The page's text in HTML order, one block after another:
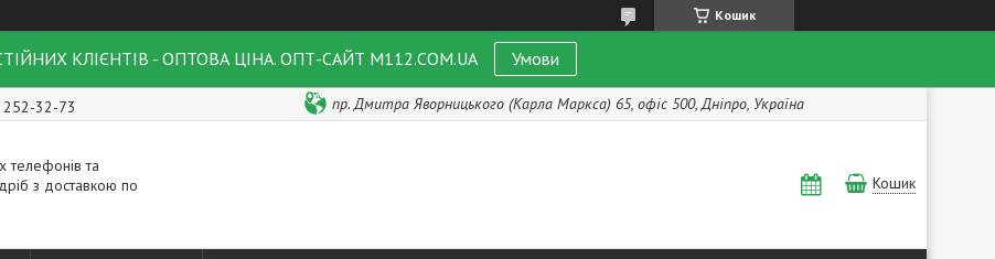
Кошик
КЛІЄНТІВ - ОПТОВА ЦІНА. ОПТ-САЙТ M112.COM.UA Умови
32-73 пр. Дмитра Яворницького (Карла Маркса) 65, офіс 500, Дніпро, Україна
телефонів та
з доставкою по
Кошик